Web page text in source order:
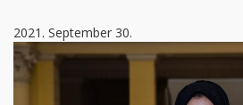
2021. September 30.